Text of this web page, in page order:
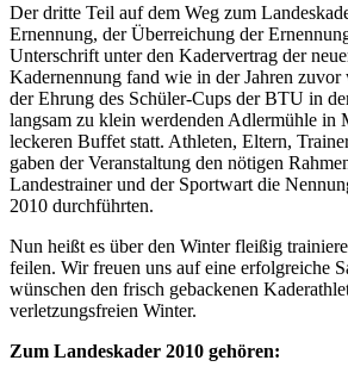
Der dritte Teil auf dem Weg zum
Ernennung, der Überreichung der
Unterschrift unter den Kadervertrag der
Kadernennung fand wie in der Jahren zuvor
der Ehrung des Schüler-Cups der BTU in
langsam zu klein werdenden Adlermühle in
leckeren Buffet statt. Athleten, Eltern,
gaben der Veranstaltung den nötigen
Landestrainer und der Sportwart die
2010 durchführten.
Nun heißt es über den Winter fleißig
feilen. Wir freuen uns auf eine erfolgreiche
wünschen den frisch gebackenen
verletzungsfreien Winter.
Zum Landeskader 2010 gehören: